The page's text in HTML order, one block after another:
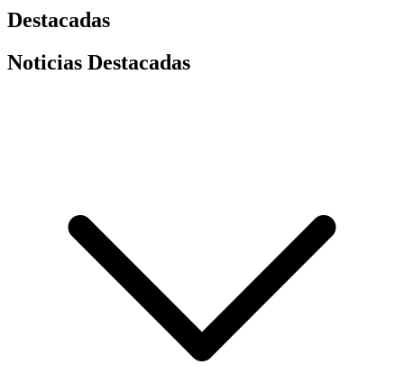
Destacadas
Noticias Destacadas